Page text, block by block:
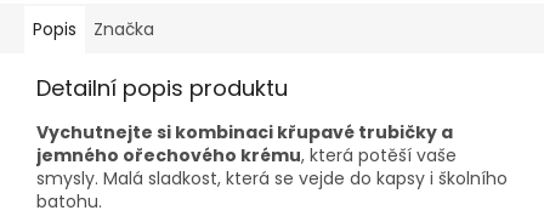
Popis Značka
Detailní popis produktu
Vychutnejte si kombinaci křupavé trubičky a
jemného ořechového krému, která potěší vaše
smysly. Malá sladkost, která se vejde do kapsy i školního
batohu.